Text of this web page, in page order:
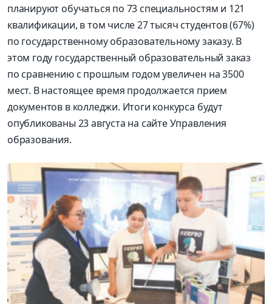
планируют обучаться по 73 специальностям и 121
квалификации, в том числе 27 тысяч студентов (67%)
по государственному образовательному заказу. В
этом году государственный образовательный заказ
по сравнению с прошлым годом увеличен на 3500
мест. В настоящее время продолжается прием
документов в колледжи. Итоги конкурса будут
опубликованы 23 августа на сайте Управления
образования.